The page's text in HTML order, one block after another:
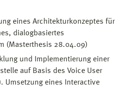
eines Architekturkonzeptes für
dialogbasiertes
(Masterthesis 28.04.09)
und Implementierung einer
auf Basis des Voice User
Umsetzung eines Interactive